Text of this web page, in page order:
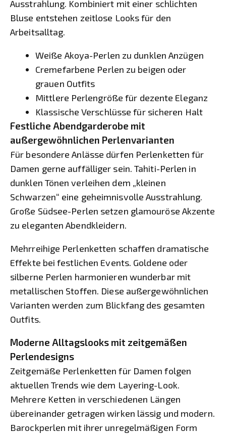
Ausstrahlung. Kombiniert mit einer schlichten
Bluse entstehen zeitlose Looks für den
Arbeitsalltag.
Weiße Akoya-Perlen zu dunklen Anzügen
Cremefarbene Perlen zu beigen oder
grauen Outfits
Mittlere Perlengröße für dezente Eleganz
Klassische Verschlüsse für sicheren Halt
Festliche Abendgarderobe mit
außergewöhnlichen Perlenvarianten
Für besondere Anlässe dürfen Perlenketten für
Damen gerne auffälliger sein. Tahiti-Perlen in
dunklen Tönen verleihen dem „kleinen
Schwarzen“ eine geheimnisvolle Ausstrahlung.
Große Südsee-Perlen setzen glamouröse Akzente
zu eleganten Abendkleidern.
Mehrreihige Perlenketten schaffen dramatische
Effekte bei festlichen Events. Goldene oder
silberne Perlen harmonieren wunderbar mit
metallischen Stoffen. Diese außergewöhnlichen
Varianten werden zum Blickfang des gesamten
Outfits.
Moderne Alltagslooks mit zeitgemäßen
Perlendesigns
Zeitgemäße Perlenketten für Damen folgen
aktuellen Trends wie dem Layering-Look.
Mehrere Ketten in verschiedenen Längen
übereinander getragen wirken lässig und modern.
Barockperlen mit ihrer unregelmäßigen Form